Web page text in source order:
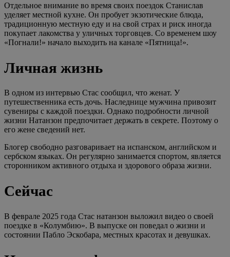
Отдельное внимание во время своих поездок Станислав
уделяет местной кухне. Он пробует экзотические блюда,
традиционную местную еду и на свой страх и риск иногда
покупает лакомства у уличных торговцев. Со временем шоу
«Погнали!» начало выходить на канале «Пятница!».
Личная жизнь
В одном из интервью Стас сообщил, что женат. У
путешественника есть дочь. Наследнице мужчина привозит
сувениры с каждой поездки. Однако подробности личной
жизни Натанзон предпочитает держать в секрете. Поэтому о
его жене сведений нет.
Блогер свободно разговаривает на испанском, английском и
сербском языках. Он регулярно занимается спортом, является
сторонником активного отдыха и здорового образа жизни.
Сейчас
В феврале 2025 года Стас натанзон выложил видео о своей
поездке в «Колумбию». В выпуске он поведал о жизни и
состоянии Пабло Эскобара, местных красотах и девушках.